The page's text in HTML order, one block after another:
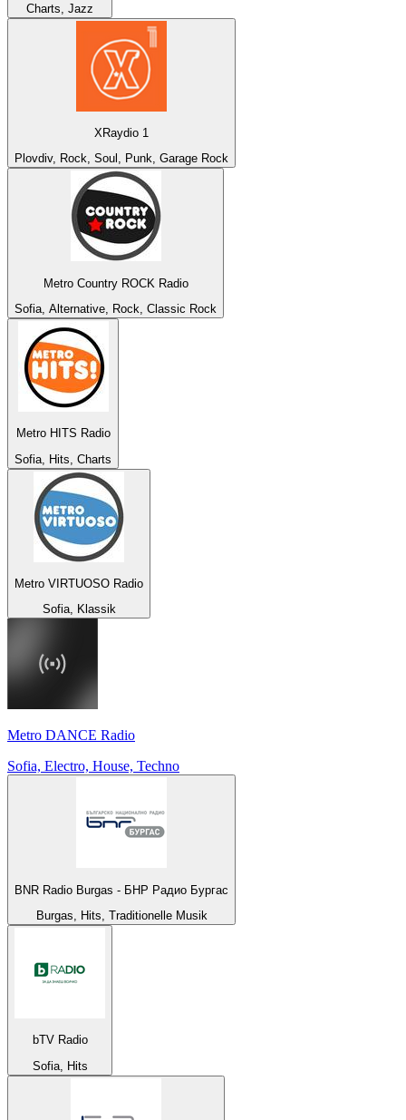
Charts, Jazz
XRaydio 1
Plovdiv, Rock, Soul, Punk, Garage Rock
Metro Country ROCK Radio
Sofia, Alternative, Rock, Classic Rock
Metro HITS Radio
Sofia, Hits, Charts
Metro VIRTUOSO Radio
Sofia, Klassik
Metro DANCE Radio
Sofia, Electro, House, Techno
BNR Radio Burgas - БНР Радио Бургас
Burgas, Hits, Traditionelle Musik
bTV Radio
Sofia, Hits